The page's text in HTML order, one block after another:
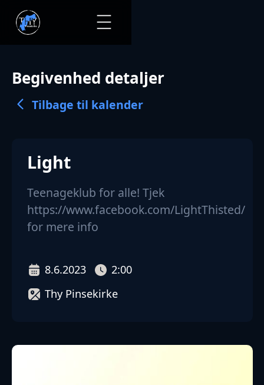
Begivenhed detaljer
Tilbage til kalender
Light
Teenageklub for alle! Tjek
https://www.facebook.com/LightThisted/
for mere info
8.6.2023
2:00
Thy Pinsekirke